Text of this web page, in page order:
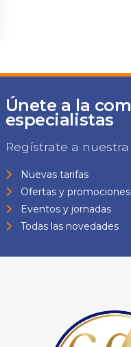
Únete a la
especialistas
Regístrate a
Nuevas tarifas
Ofertas y promociones
Eventos y jornadas
Todas las novedades